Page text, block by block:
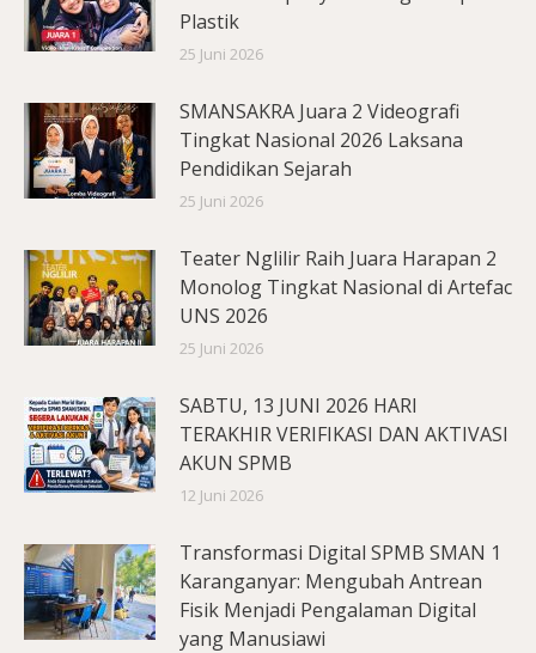
Plastik
25 Juni 2026
SMANSAKRA Juara 2 Videografi
Tingkat Nasional 2026 Laksana
Pendidikan Sejarah
25 Juni 2026
Teater Nglilir Raih Juara Harapan 2
Monolog Tingkat Nasional di Artefac
UNS 2026
25 Juni 2026
SABTU, 13 JUNI 2026 HARI
TERAKHIR VERIFIKASI DAN AKTIVASI
AKUN SPMB
12 Juni 2026
Transformasi Digital SPMB SMAN 1
Karanganyar: Mengubah Antrean
Fisik Menjadi Pengalaman Digital
yang Manusiawi